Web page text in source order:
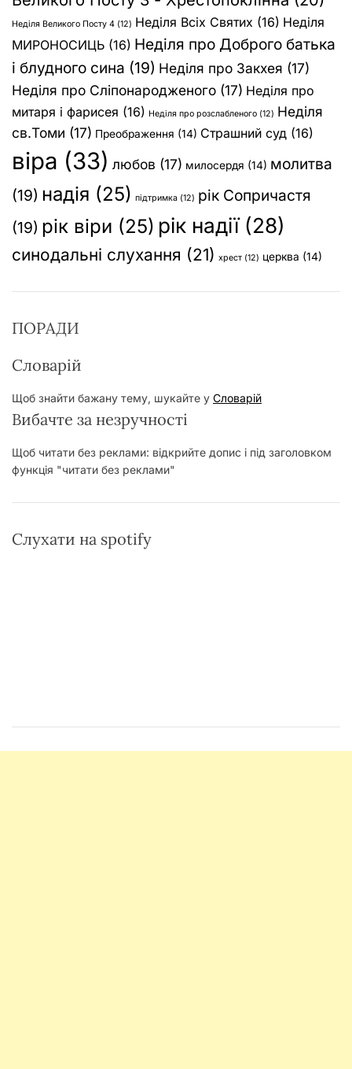
Неділя Великого Посту 4 (12) Неділя Всіх Святих (16) Неділя
МИРОНОСИЦЬ (16) Неділя про Доброго батька
і блудного сина (19) Неділя про Закхея (17)
Неділя про Сліпонародженого (17) Неділя про
митаря і фарисея (16) Неділя про розслабленого (12) Неділя
св.Томи (17) Преображення (14) Страшний суд (16)
віра (33) любов (17) милосердя (14) молитва
(19) надія (25) підтримка (12) рік Сопричастя
(19) рік віри (25) рік надії(28)
синодальні слухання (21) хрест (12) церква (14)
ПОРАДИ
Словарій
Щоб знайти бажану тему, шукайте у Словарій
Вибачте за незручності
Щоб читати без реклами: відкрийте допис і під заголовком
функція "читати без реклами"
Слухати на spotify